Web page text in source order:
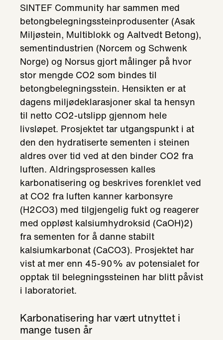
SINTEF Community har sammen med
betongbelegningssteinprodusenter (Asak
Miljøstein, Multiblokk og Aaltvedt Betong),
sementindustrien (Norcem og Schwenk
Norge) og Norsus gjort målinger på hvor
stor mengde CO2 som bindes til
betongbelegningsstein. Hensikten er at
dagens miljødeklarasjoner skal ta hensyn
til netto CO2-utslipp gjennom hele
livsløpet. Prosjektet tar utgangspunkt i at
den den hydratiserte sementen i steinen
aldres over tid ved at den binder CO2 fra
luften. Aldringsprosessen kalles
karbonatisering og beskrives forenklet ved
at CO2 fra luften kanner karbonsyre
(H2CO3) med tilgjengelig fukt og reagerer
med oppløst kalsiumhydroksid (CaOH)2)
fra sementen for å danne stabilt
kalsiumkarbonat (CaCO3). Prosjektet har
vist at mer enn 45-90% av potensialet for
opptak til belegningssteinen har blitt påvist
i laboratoriet.
Karbonatisering har vært utnyttet i
mange tusen år